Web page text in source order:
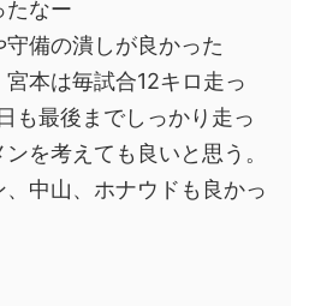
たなー
備の潰しが良かった
本は毎試合12キロ走っ
も最後までしっかり走っ
を考えても良いと思う。
中山、ホナウドも良かっ